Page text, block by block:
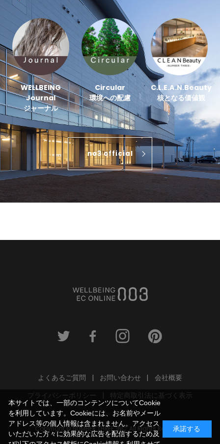
WELLBEING
Journal
ジャーナル
Circular
環境への配慮
C.L.E.A.N.Beauty
核となる価値観
no3 official
よくあるご質問 お問い合わせ
会社概要
プライバシーポリシー
特定商取引法に基づく表示
Copyright © NUMBER THREE, INC. All Rights Reserved.
本サイトでは、一部のコンテンツについてCookie
を利用しています。Cookieには、お名前やメール
アドレス等の個人情報は含まれません。アクセス
いただいた方々に効果的な広告を配信するため及
承諾する